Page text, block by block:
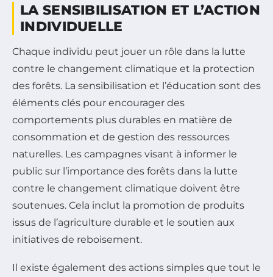
LA SENSIBILISATION ET L’ACTION
INDIVIDUELLE
Chaque individu peut jouer un rôle dans la lutte
contre le changement climatique et la protection
des forêts. La sensibilisation et l’éducation sont des
éléments clés pour encourager des
comportements plus durables en matière de
consommation et de gestion des ressources
naturelles. Les campagnes visant à informer le
public sur l’importance des forêts dans la lutte
contre le changement climatique doivent être
soutenues. Cela inclut la promotion de produits
issus de l’agriculture durable et le soutien aux
initiatives de reboisement.
Il existe également des actions simples que tout le